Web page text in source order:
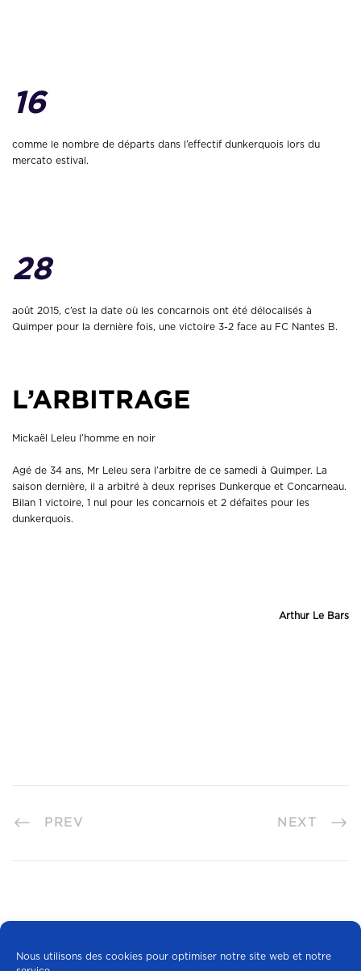
Nous utilisons des cookies pour optimiser notre site web et notre
16
comme le nombre de départs dans l’effectif dunkerquois lors du
mercato estival.
28
août 2015, c’est la date où les concarnois ont été délocalisés à
Quimper pour la dernière fois, une victoire 3-2 face au FC Nantes B.
L’ARBITRAGE
Mickaël Leleu l’homme en noir
Agé de 34 ans, Mr Leleu sera l’arbitre de ce samedi à Quimper. La
saison dernière, il a arbitré à deux reprises Dunkerque et Concarneau.
Bilan 1 victoire, 1 nul pour les concarnois et 2 défaites pour les
dunkerquois.
Arthur Le Bars
PREV NEXT